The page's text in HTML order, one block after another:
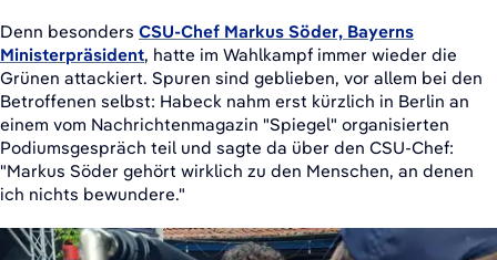
Denn besonders CSU-Chef Markus Söder, Bayerns
Ministerpräsident, hatte im Wahlkampf immer wieder die
Grünen attackiert. Spuren sind geblieben, vor allem bei den
Betroffenen selbst: Habeck nahm erst kürzlich in Berlin an
einem vom Nachrichtenmagazin "Spiegel" organisierten
Podiumsgespräch teil und sagte da über den CSU-Chef:
"Markus Söder gehört wirklich zu den Menschen, an denen
ich nichts bewundere."